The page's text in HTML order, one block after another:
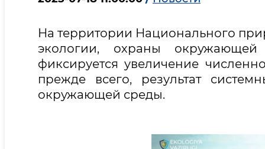
На территории Национального
экологии, охраны
фиксируется увеличение
прежде всего, результат
окружающей среды.